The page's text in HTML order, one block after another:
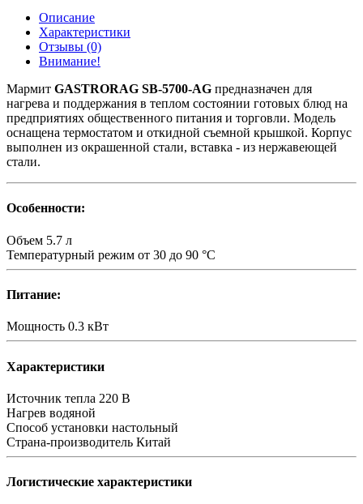
Описание
Характеристики
Отзывы (0)
Внимание!
Мармит GASTRORAG SB-5700-AG предназначен для
нагрева и поддержания в теплом состоянии готовых блюд на
предприятиях общественного питания и торговли. Модель
оснащена термостатом и откидной съемной крышкой. Корпус
выполнен из окрашенной стали, вставка - из нержавеющей
стали.
Особенности:
Объем 5.7 л
Температурный режим от 30 до 90 °C
Питание:
Мощность 0.3 кВт
Характеристики
Источник тепла 220 В
Нагрев водяной
Способ установки настольный
Страна-производитель Китай
Логистические характеристики